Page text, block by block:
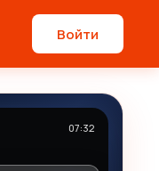
Войти
07:32